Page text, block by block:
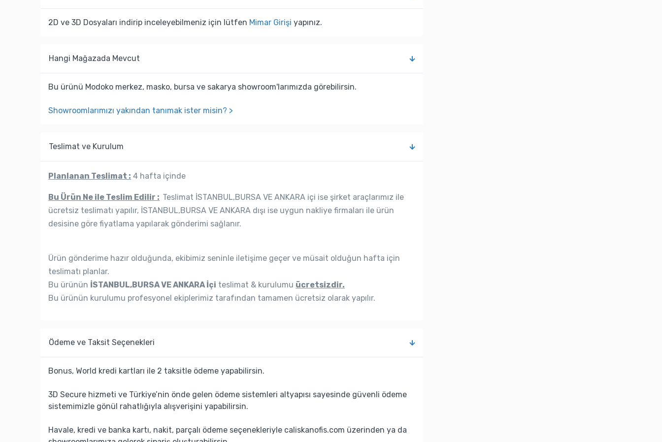
2D ve 3D Dosyaları indirip inceleyebilmeniz için lütfen Mimar Girişi yapınız.
Hangi Mağazada Mevcut
Bu ürünü Modoko merkez, masko, bursa ve sakarya showroom'larımızda görebilirsin.
Showroomlarımızı yakından tanımak ister misin? >
Teslimat ve Kurulum
Planlanan Teslimat : 4 hafta içinde
Bu Ürün Ne ile Teslim Edilir : Teslimat İSTANBUL,BURSA VE ANKARA içi ise şirket araçlarımız ile
ücretsiz teslimatı yapılır, İSTANBUL,BURSA VE ANKARA dışı ise uygun nakliye firmaları ile ürün
desisine göre fiyatlama yapılarak gönderimi sağlanır.
Ürün gönderime hazır olduğunda, ekibimiz seninle iletişime geçer ve müsait olduğun hafta için
teslimatı planlar.
Bu ürünün İSTANBUL,BURSA VE ANKARA İçi teslimat & kurulumu ücretsizdir.
Bu ürünün kurulumu profesyonel ekiplerimiz tarafından tamamen ücretsiz olarak yapılır.
Ödeme ve Taksit Seçenekleri
Bonus, World kredi kartları ile 2 taksitle ödeme yapabilirsin.
3D Secure hizmeti ve Türkiye’nin önde gelen ödeme sistemleri altyapısı sayesinde güvenli ödeme
sistemimizle gönül rahatlığıyla alışverişini yapabilirsin.
Havale, kredi ve banka kartı, nakit, parçalı ödeme seçenekleriyle caliskanofis.com üzerinden ya da